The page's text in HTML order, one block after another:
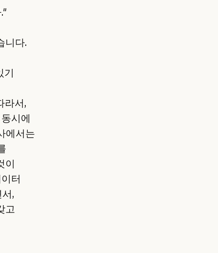
니다.
기
라서,
시에
에서는
이
터
,
고